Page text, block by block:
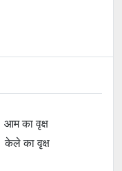
आम का वृक्ष
केले का वृक्ष